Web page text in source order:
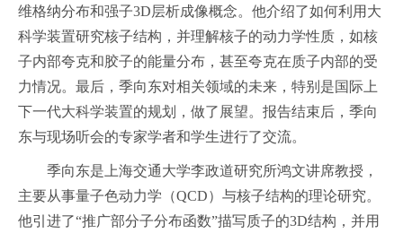
维格纳分布和强子3D层析成像概念。他介绍了如何利用大
科学装置研究核子结构，并理解核子的动力学性质，如核
子内部夸克和胶子的能量分布，甚至夸克在质子内部的受
力情况。最后，季向东对相关领域的未来，特别是国际上
下一代大科学装置的规划，做了展望。报告结束后，季向
东与现场听会的专家学者和学生进行了交流。
季向东是上海交通大学李政道研究所鸿文讲席教授，
主要从事量子色动力学（QCD）与核子结构的理论研究。
他引进了“推广部分子分布函数”描写质子的3D结构，并用